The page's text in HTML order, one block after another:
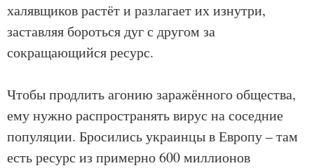
халявщиков растёт и разлагает их изнутри,
заставляя бороться дуг с другом за
сокращающийся ресурс.
Чтобы продлить агонию заражённого общества,
ему нужно распространять вирус на соседние
популяции. Бросились украинцы в Европу – там
есть ресурс из примерно 600 миллионов